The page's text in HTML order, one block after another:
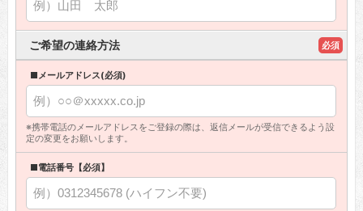
ご希望の連絡方法 必須
■メールアドレス(必須)
※携帯電話のメールアドレスをご登録の際は、返信メールが受信できるよう設
定の変更をお願いします。
■電話番号【必須】